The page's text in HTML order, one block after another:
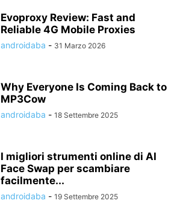
Evoproxy Review: Fast and
Reliable 4G Mobile Proxies
androidaba - 31 Marzo 2026
Why Everyone Is Coming Back to
MP3Cow
androidaba - 18 Settembre 2025
I migliori strumenti online di AI
Face Swap per scambiare
facilmente...
androidaba - 19 Settembre 2025